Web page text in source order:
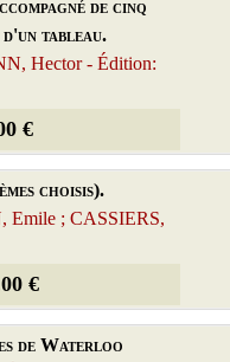
de cinq
tableau.
Hector - Édition:
€
choisis).
Emile ; CASSIERS,
€
de Waterloo